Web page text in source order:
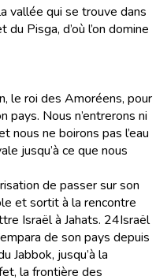
vallée qui se trouve dans
Pisga, d’où l’on domine
le roi des Amoréens, pour
pays. Nous n’entrerons ni
nous ne boirons pas l’eau
jusqu’à ce que nous
de passer sur son
et sortit à la rencontre
Israël à Jahats. 24Israël
de son pays depuis
Jabbok, jusqu’à la
la frontière des